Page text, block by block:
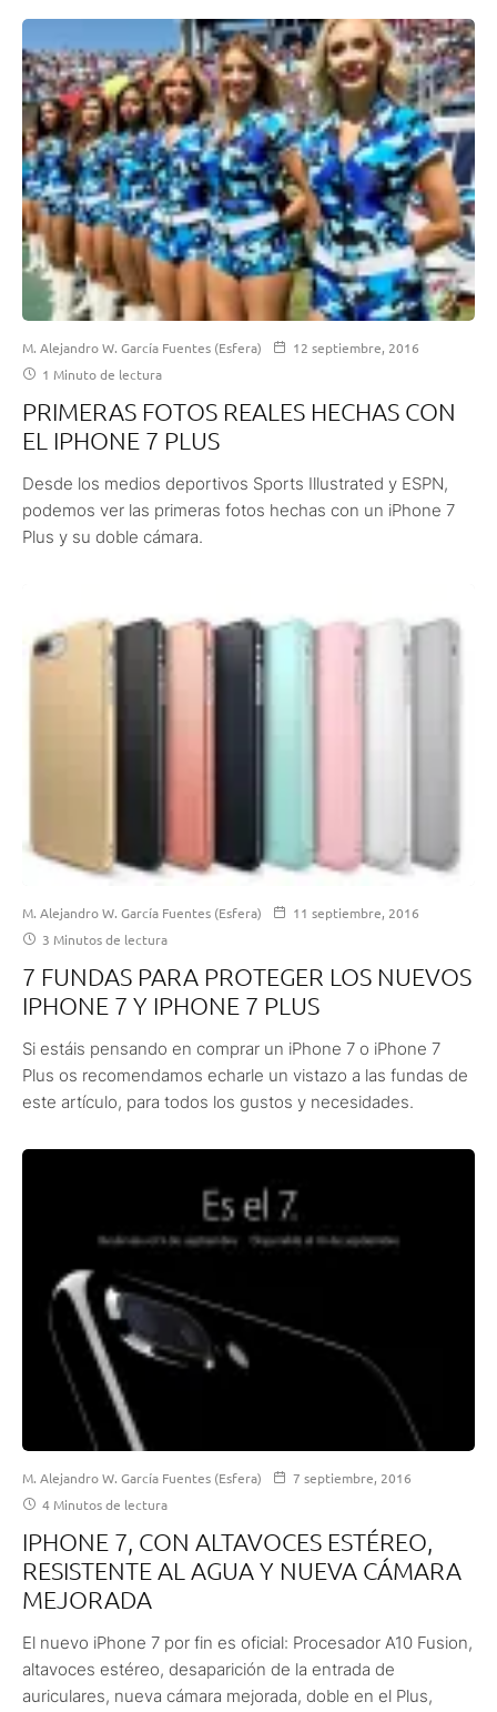
M. Alejandro W. García Fuentes (Esfera)
12 septiembre, 2016
1 Minuto de lectura
PRIMERAS FOTOS REALES HECHAS CON
EL IPHONE 7 PLUS
Desde los medios deportivos Sports Illustrated y ESPN,
podemos ver las primeras fotos hechas con un iPhone 7
Plus y su doble cámara.
M. Alejandro W. García Fuentes (Esfera)
11 septiembre, 2016
3 Minutos de lectura
7 FUNDAS PARA PROTEGER LOS NUEVOS
IPHONE 7 Y IPHONE 7 PLUS
Si estáis pensando en comprar un iPhone 7 o iPhone 7
Plus os recomendamos echarle un vistazo a las fundas de
este artículo, para todos los gustos y necesidades.
M. Alejandro W. García Fuentes (Esfera)
7 septiembre, 2016
4 Minutos de lectura
IPHONE 7, CON ALTAVOCES ESTÉREO,
RESISTENTE AL AGUA Y NUEVA CÁMARA
MEJORADA
El nuevo iPhone 7 por fin es oficial: Procesador A10 Fusion,
altavoces estéreo, desaparición de la entrada de
auriculares, nueva cámara mejorada, doble en el Plus,